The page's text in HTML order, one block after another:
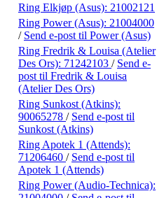
Ring Elkjøp (Asus): 21002121
Ring Power (Asus): 21004000
/ Send e-post til Power (Asus)
Ring Fredrik & Louisa (Atelier
Des Ors): 71242103 / Send e-
post til Fredrik & Louisa
(Atelier Des Ors)
Ring Sunkost (Atkins):
90065278 / Send e-post til
Sunkost (Atkins)
Ring Apotek 1 (Attends):
71206460 / Send e-post til
Apotek 1 (Attends)
Ring Power (Audio-Technica):